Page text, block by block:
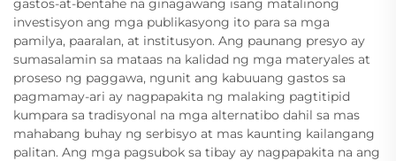
gastos-at-bentahe na ginagawang isang matalinong
investisyon ang mga publikasyong ito para sa mga
pamilya, paaralan, at institusyon. Ang paunang presyo ay
sumasalamin sa mataas na kalidad ng mga materyales at
proseso ng paggawa, ngunit ang kabuuang gastos sa
pagmamay-ari ay nagpapakita ng malaking pagtitipid
kumpara sa tradisyonal na mga alternatibo dahil sa mas
mahabang buhay ng serbisyo at mas kaunting kailangang
palitan. Ang mga pagsubok sa tibay ay nagpapakita na ang